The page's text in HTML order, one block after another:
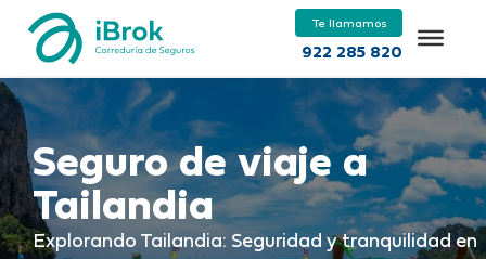
Te llamamos
922 285 820
Seguro de viaje a
Tailandia
Explorando Tailandia: Seguridad y tranquilidad en